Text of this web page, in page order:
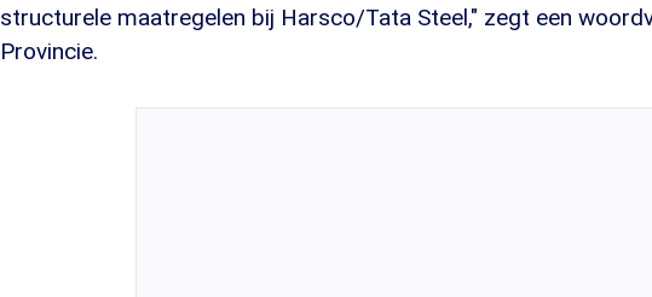
structurele maatregelen bij Harsco/Tata Steel," zegt een
Provincie.